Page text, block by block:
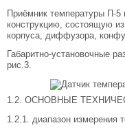
Приёмник температуры П-5
конструкцию, состоящую
корпуса, диффузора,
Габаритно-установочные
рис.3.
1.2. ОСНОВНЫЕ
1.2.1. диапазон измерения